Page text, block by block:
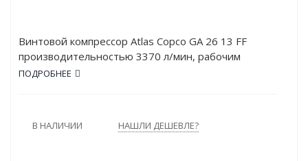
Винтовой компрессор Atlas Copco GA 26 13 FF
производительностью 3370 л/мин, рабочим
давлением в 12.8 атм и мощностью в 26 кВт.
ПОДРОБНЕЕ
В НАЛИЧИИ НАШЛИ ДЕШЕВЛЕ?